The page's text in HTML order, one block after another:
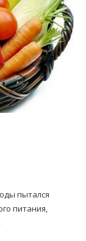
пытался
питания,